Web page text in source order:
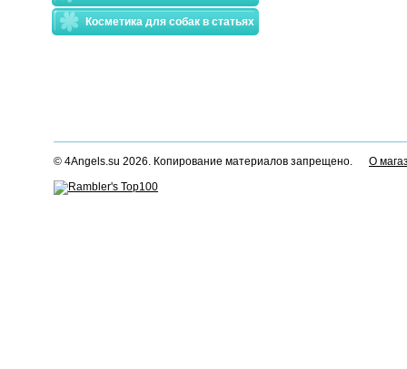
Косметика для собак в статьях
© 4Angels.su 2026. Копирование материалов запрещено. О